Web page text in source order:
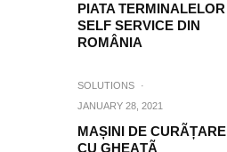
PIATA TERMINALELOR
SELF SERVICE DIN
ROMÂNIA
SOLUTIONS
·
JANUARY 28, 2021
MAȘINI DE CURÃȚARE
CU GHEAȚÃ